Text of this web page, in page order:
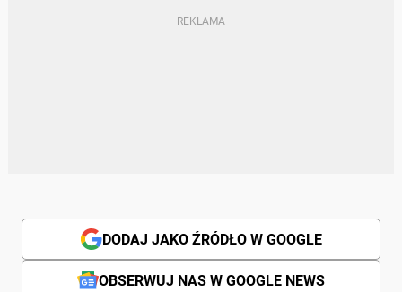
DODAJ JAKO ŹRÓDŁO W GOOGLE
OBSERWUJ NAS W GOOGLE NEWS